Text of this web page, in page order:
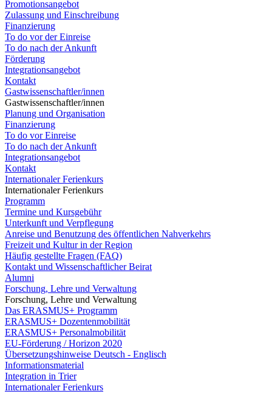
Promotionsangebot
Zulassung und Einschreibung
Finanzierung
To do vor der Einreise
To do nach der Ankunft
Förderung
Integrationsangebot
Kontakt
Gastwissenschaftler/innen
Gastwissenschaftler/innen
Planung und Organisation
Finanzierung
To do vor Einreise
To do nach der Ankunft
Integrationsangebot
Kontakt
Internationaler Ferienkurs
Internationaler Ferienkurs
Programm
Termine und Kursgebühr
Unterkunft und Verpflegung
Anreise und Benutzung des öffentlichen Nahverkehrs
Freizeit und Kultur in der Region
Häufig gestellte Fragen (FAQ)
Kontakt und Wissenschaftlicher Beirat
Alumni
Forschung, Lehre und Verwaltung
Forschung, Lehre und Verwaltung
Das ERASMUS+ Programm
ERASMUS+ Dozentenmobilität
ERASMUS+ Personalmobilität
EU-Förderung / Horizon 2020
Übersetzungshinweise Deutsch - Englisch
Informationsmaterial
Integration in Trier
Internationaler Ferienkurs